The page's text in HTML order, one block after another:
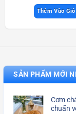
Thêm Vào Giỏ
SẢN PHẨM MỚI
Cơm
chuẩn